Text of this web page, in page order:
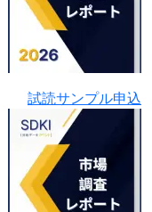
試読サンプル申込